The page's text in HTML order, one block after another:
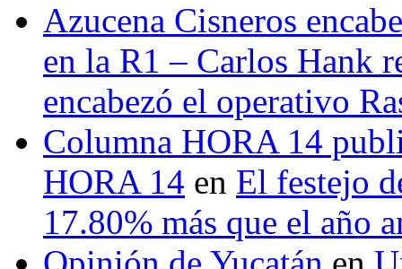
Azucena Cisneros
en la R1 – Carlos Hank
encabezó el operativo
Columna HORA 14
HORA 14 en El festejo
17.80% más que el año